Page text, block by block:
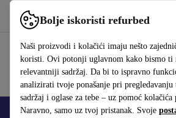
Bolje iskoristi refurbed
Naši proizvodi i kolačići imaju nešto
koristi. Ovi potonji uglavnom kako bismo ti
relevantniji sadržaj. Da bi to ispravno
analizirati tvoje ponašanje pri
sadržaj i oglase za tebe – uz pomoć kolačića
Naravno, samo uz tvoj pristanak. Svoje
Koristi refurbed brzo i jednostavno
Mobiteli Prijenosna računala Tableti